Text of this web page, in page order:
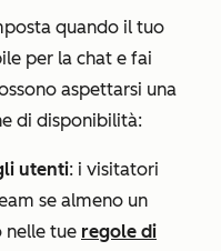
quando il tuo
per la chat e fai
aspettarsi una
di disponibilità:
utenti: i visitatori
se almeno un
nelle tue regole di